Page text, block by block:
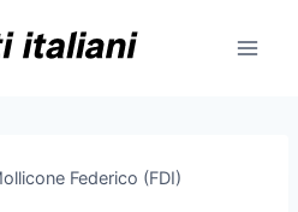
Federico (FDI)